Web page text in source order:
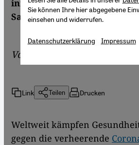
infizieren. Von Tom
Sanders
Von
Link Teilen Drucken
Weltweit kämpfen
gegen die verheerende
Sie können Ihre hier abgegebene
einsehen und widerrufen.
Datenschutzerklärung Impressum